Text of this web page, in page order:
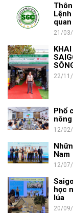
21/
22/
Phổ
12/
Nam
12/
học
lúa
20/